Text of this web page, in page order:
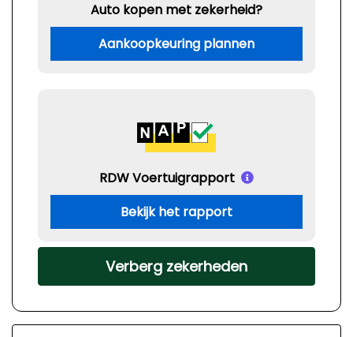
Auto kopen met zekerheid?
Aankoopkeuring plannen
RDW Voertuigrapport
Bekijk het rapport
Verberg zekerheden